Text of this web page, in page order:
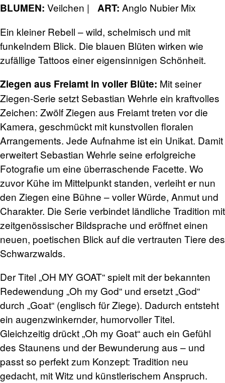
SHOP
0 Artikel €0,00
bis
€1.950,00
BLUMEN: Veilchen | ART: Anglo Nubier Mix
Ein kleiner Rebell – wild, schelmisch und mit
funkelndem Blick. Die blauen Blüten wirken wie
zufällige Tattoos einer eigensinnigen Schönheit.
Ziegen aus Freiamt in voller Blüte: Mit seiner
Ziegen-Serie setzt Sebastian Wehrle ein kraftvolles
Zeichen: Zwölf Ziegen aus Freiamt treten vor die
Kamera, geschmückt mit kunstvollen floralen
Arrangements. Jede Aufnahme ist ein Unikat. Damit
erweitert Sebastian Wehrle seine erfolgreiche
Fotografie um eine überraschende Facette. Wo
zuvor Kühe im Mittelpunkt standen, verleiht er nun
den Ziegen eine Bühne – voller Würde, Anmut und
Charakter. Die Serie verbindet ländliche Tradition mit
zeitgenössischer Bildsprache und eröffnet einen
neuen, poetischen Blick auf die vertrauten Tiere des
Schwarzwalds.
Der Titel „OH MY GOAT“ spielt mit der bekannten
Redewendung „Oh my God“ und ersetzt „God“
durch „Goat“ (englisch für Ziege). Dadurch entsteht
ein augenzwinkernder, humorvoller Titel.
Gleichzeitig drückt „Oh my Goat“ auch ein Gefühl
des Staunens und der Bewunderung aus – und
passt so perfekt zum Konzept: Tradition neu
gedacht, mit Witz und künstlerischem Anspruch.